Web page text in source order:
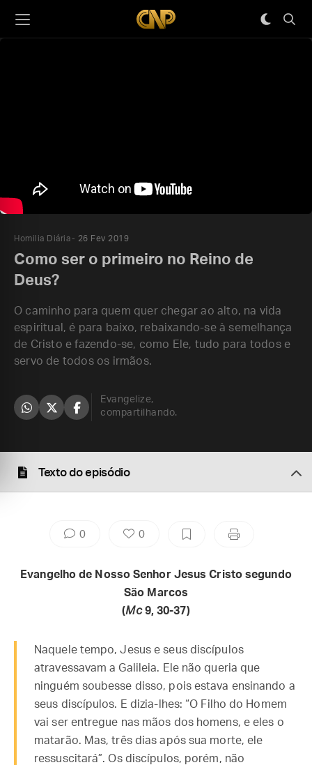
Homilia Diária 26 Fev 2019
Como ser o primeiro no Reino de
Deus?
O caminho para quem quer chegar ao alto, na vida
espiritual, é para baixo, rebaixando-se à semelhança
de Cristo e fazendo-se, como Ele, tudo para todos e
servo de todos os irmãos.
Evangelize,
compartilhando.
Texto do episódio
0 0
Evangelho de Nosso Senhor Jesus Cristo segundo
São Marcos
(Mc9, 30-37)
Naquele tempo, Jesus e seus discípulos
atravessavam a Galileia. Ele não queria que
ninguém soubesse disso, pois estava ensinando a
seus discípulos. E dizia-lhes: “O Filho do Homem
vai ser entregue nas mãos dos homens, e eles o
matarão. Mas, três dias após sua morte, ele
ressuscitará”. Os discípulos, porém, não